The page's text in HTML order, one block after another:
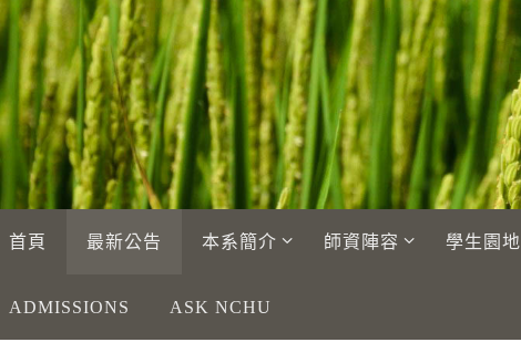
首頁 最新公告 本系簡介 師資陣容 學生園地
ADMISSIONS ASK NCHU